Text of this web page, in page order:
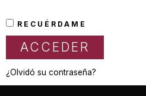
RECUÉRDAME
ACCEDER
¿Olvidó su contraseña?